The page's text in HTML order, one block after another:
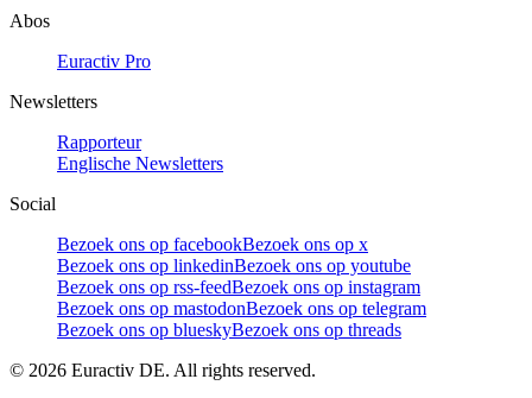
Abos
Euractiv Pro
Newsletters
Rapporteur
Englische Newsletters
Social
Bezoek ons op facebookBezoek ons op x
Bezoek ons op linkedinBezoek ons op youtube
Bezoek ons op rss-feedBezoek ons op instagram
Bezoek ons op mastodonBezoek ons op telegram
Bezoek ons op blueskyBezoek ons op threads
© 2026 Euractiv DE. All rights reserved.